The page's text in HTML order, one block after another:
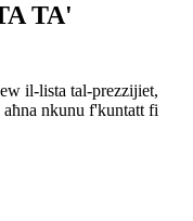
TA'
il-lista tal-prezzijiet,
nkunu f'kuntatt fi